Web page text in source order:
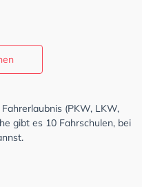
(PKW, LKW,
gibt es 10 Fahrschulen, bei